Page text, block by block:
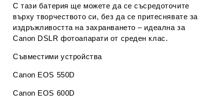
С тази батерия ще можете да се съсредоточите
върху творчеството си, без да се притеснявате за
издръжливостта на захранването – идеална за
Canon DSLR фотоапарати от среден клас.
Съвместими устройства
Canon EOS 550D
Canon EOS 600D